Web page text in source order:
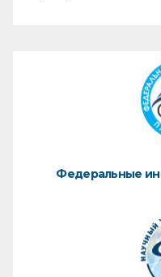
Федеральные